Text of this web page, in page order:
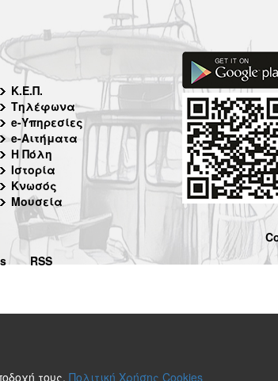
Κ.Ε.Π.
Τηλέφωνα
e-Υπηρεσίες
e-Αιτήματα
Η Πόλη
Ιστορία
Κνωσός
Μουσεία
RSS
τους. Πολιτική Χρήσης Cookies